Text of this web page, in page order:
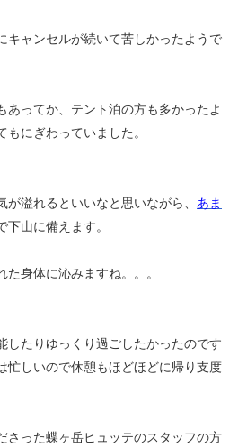
キャンセルが続いて苦しかったようで
あってか、テント泊の方も多かったよ
もにぎわっていました。
が溢れるといいなと思いながら、 あま
下山に備えます。
た身体に沁みますね。。。
したりゆっくり過ごしたかったのです
忙しいので休憩もほどほどに帰り支度
さった蝶ヶ岳ヒュッテのスタッフの方